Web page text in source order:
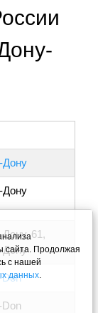
Дону
Дону
61,
Дону
сайта. Продолжая
с нашей
данных.